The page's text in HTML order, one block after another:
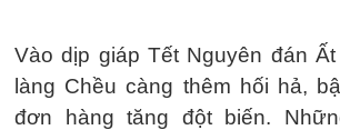
Vào dịp giáp Tết Nguyên đán
làng Chều càng thêm hối hả,
đơn hàng tăng đột biến.